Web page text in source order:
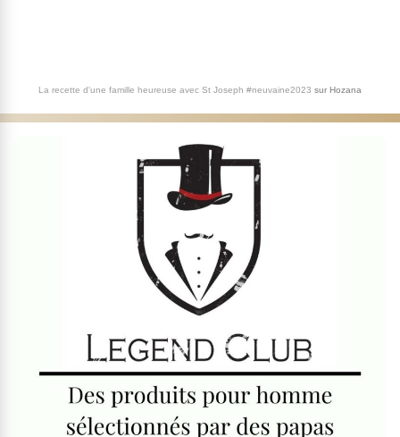
La recette d'une famille heureuse avec St Joseph #neuvaine2023 sur Hozana